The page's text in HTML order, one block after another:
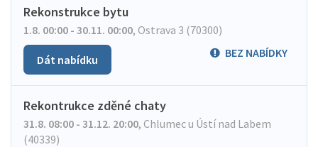
Rekonstrukce bytu
1.8. 00:00 - 30.11. 00:00, Ostrava 3 (70300)
BEZ NABÍDKY
Dát nabídku
Rekontrukce zděné chaty
31.8. 08:00 - 31.12. 20:00, Chlumec u Ústí nad Labem
(40339)